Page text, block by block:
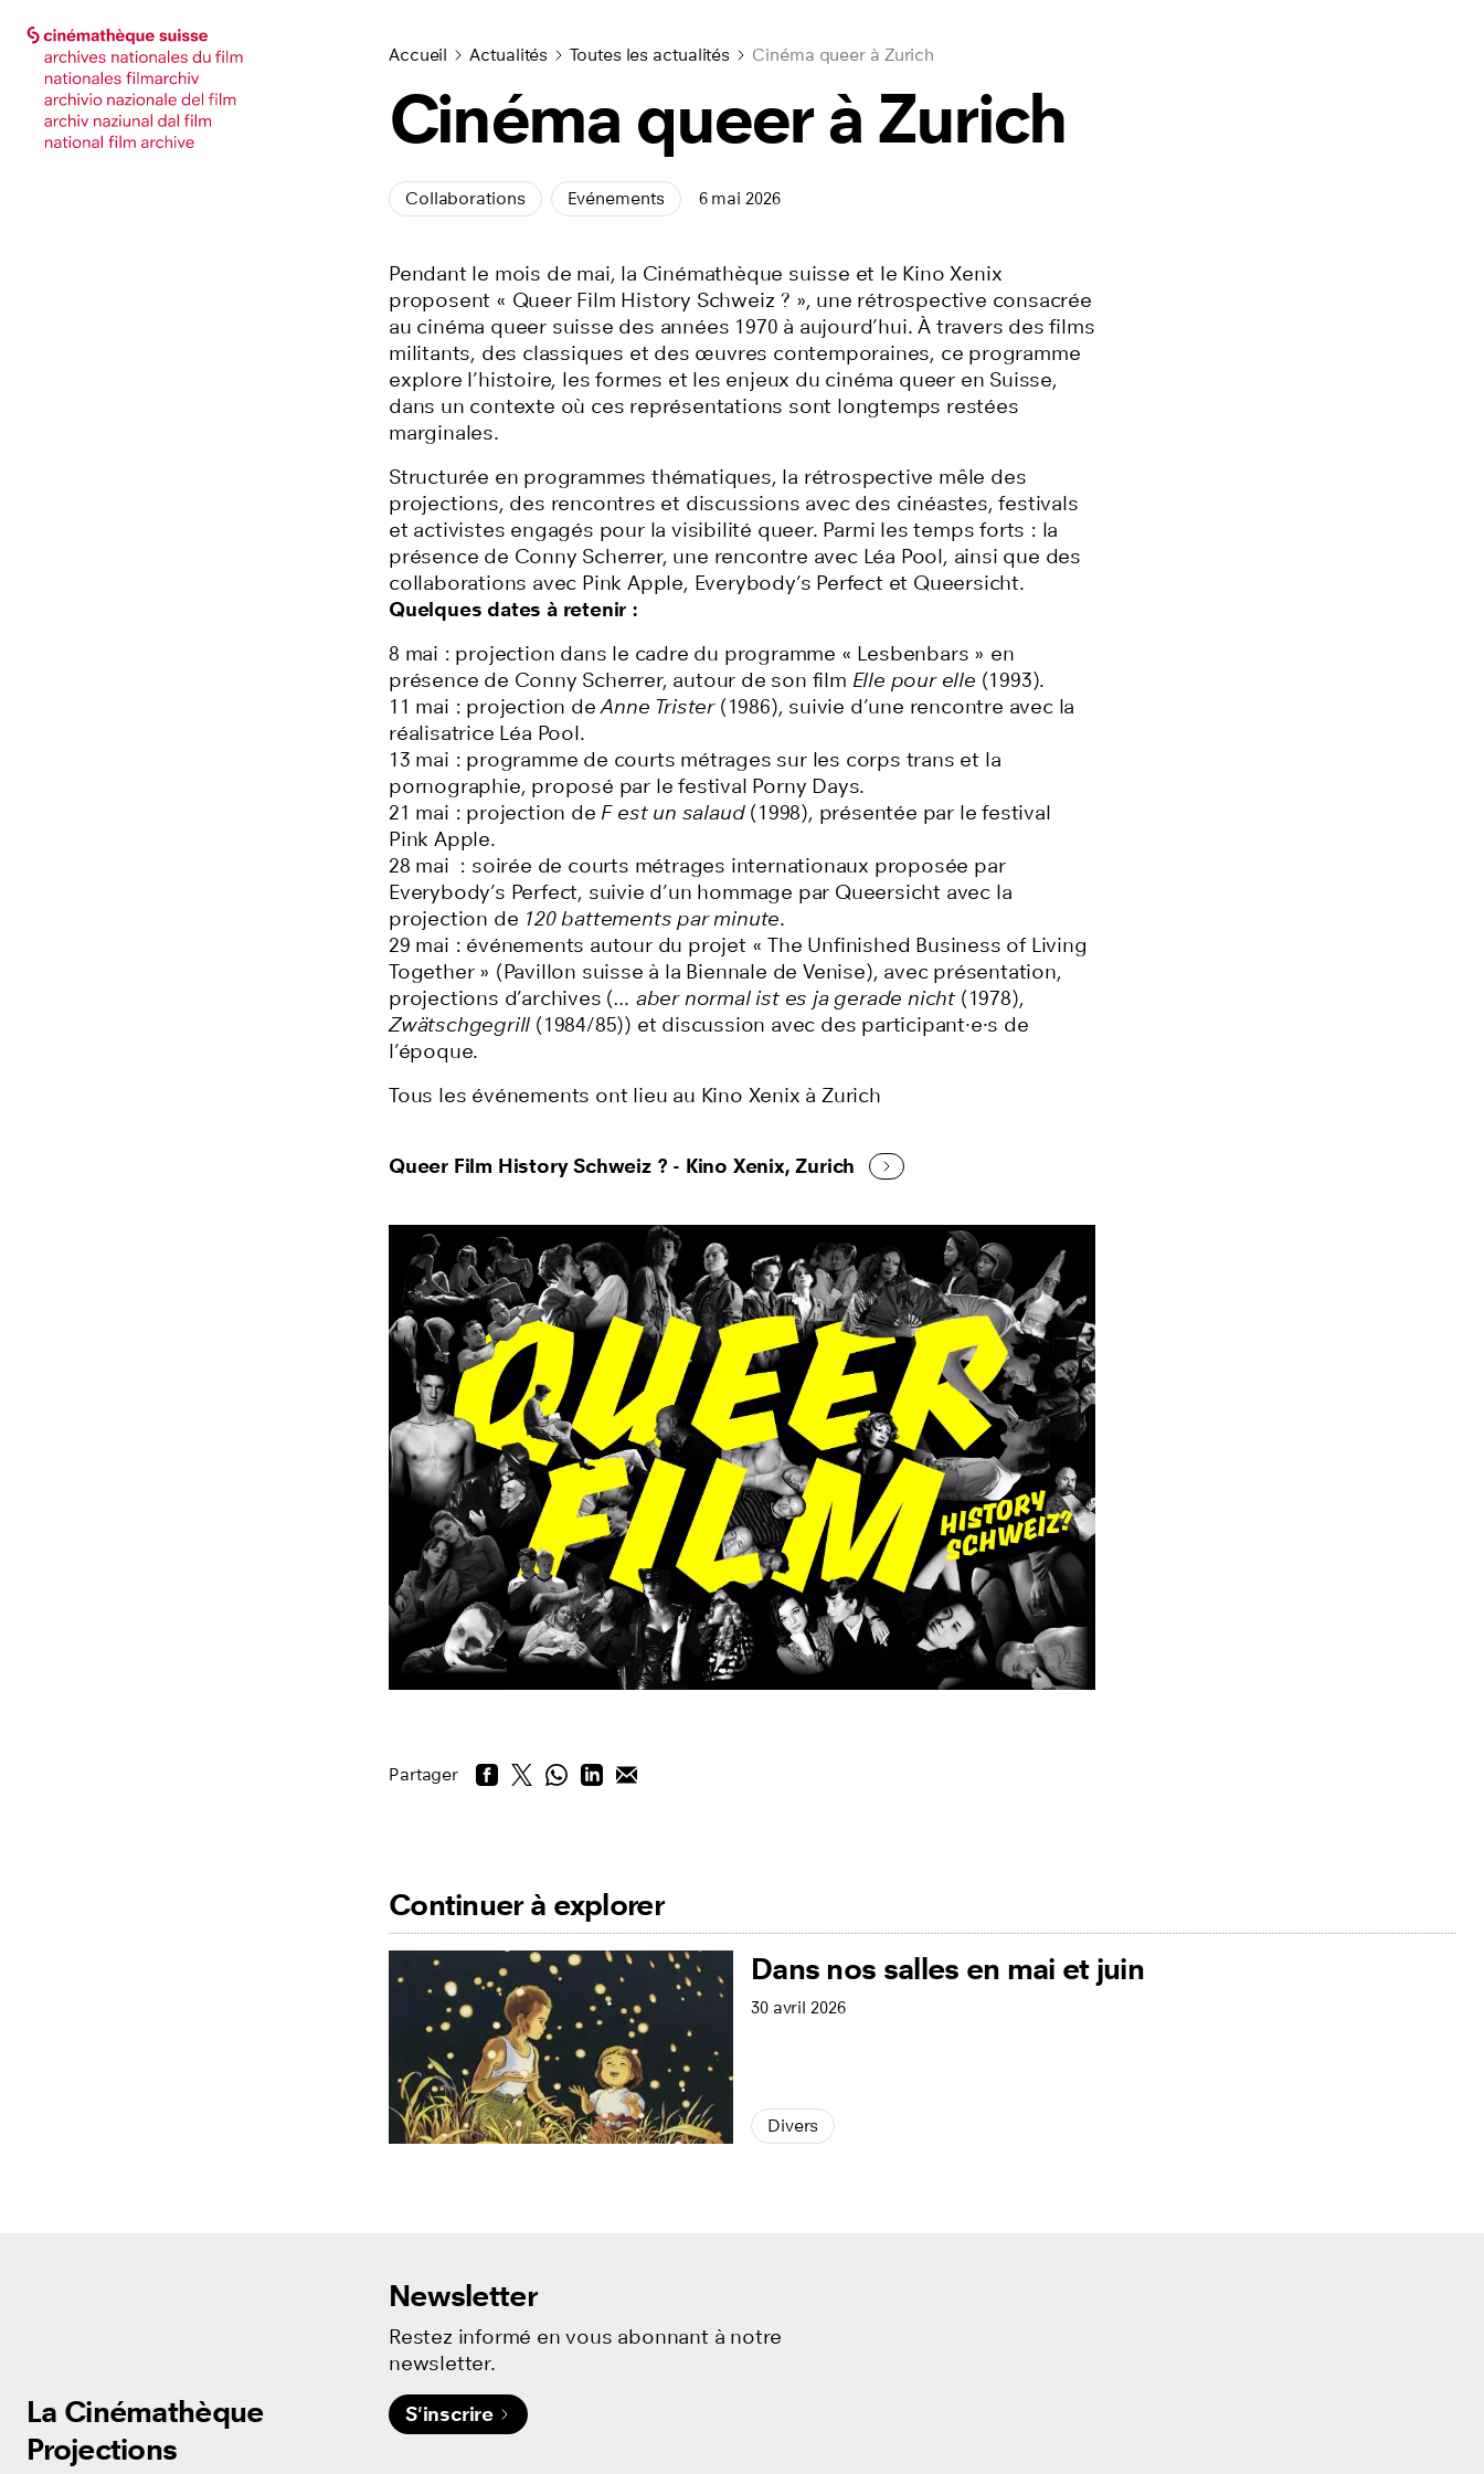
Accéder à la page principale
La Cinémathèque
Projections
Accéder à la page principale
La Cinémathèque
Projections
Accueil Actualités Toutes les actualités Cinéma queer à Zurich
Cinéma queer à Zurich
Collaborations Evénements 6 mai 2026
Pendant le mois de mai, la Cinémathèque suisse et le Kino Xenix
proposent « Queer Film History Schweiz ? », une rétrospective consacrée
au cinéma queer suisse des années 1970 à aujourd’hui. À travers des films
militants, des classiques et des œuvres contemporaines, ce programme
explore l’histoire, les formes et les enjeux du cinéma queer en Suisse,
dans un contexte où ces représentations sont longtemps restées
marginales.
Structurée en programmes thématiques, la rétrospective mêle des
projections, des rencontres et discussions avec des cinéastes, festivals
et activistes engagés pour la visibilité queer. Parmi les temps forts : la
présence de Conny Scherrer, une rencontre avec Léa Pool, ainsi que des
collaborations avec Pink Apple, Everybody’s Perfectet Queersicht.
Quelques dates à retenir :
8 mai : projection dans le cadre du programme « Lesbenbars » en
présence de Conny Scherrer, autour de son film Elle pour elle (1993).
11 mai : projection deAnne Trister(1986), suivie d’une rencontre avec la
réalisatrice Léa Pool.
13 mai : programme de courts métrages sur les corps trans et la
pornographie, proposé par le festival Porny Days.
21 mai : projection de F est un salaud(1998), présentée par le festival
Pink Apple.
28 mai : soirée de courts métrages internationaux proposée par
Everybody’s Perfect, suivie d’un hommage par Queersicht avec la
projection de 120 battements par minute.
29 mai : événements autour du projet « The Unfinished Business of Living
Together » (Pavillon suisse à la Biennale de Venise), avec présentation,
projections d’archives (… aber normal ist es ja gerade nicht (1978),
Zwätschgegrill (1984/85)) et discussion avec des participant·e·s de
l’époque.
Tous les événements ont lieu au Kino Xenix à Zurich
Queer Film History Schweiz ? - Kino Xenix, Zurich
Partager
Continuer à explorer
Dans nos salles en mai et juin
30 avril 2026
Divers
Newsletter
Restez informé en vous abonnant à notre
newsletter.
S'inscrire